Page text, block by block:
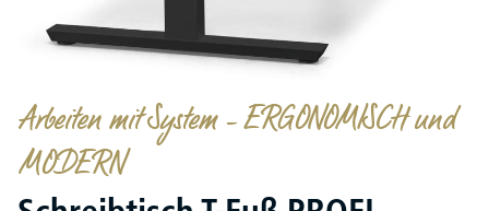
Arbeiten mit System – ERGONOMISCH und
MODERN